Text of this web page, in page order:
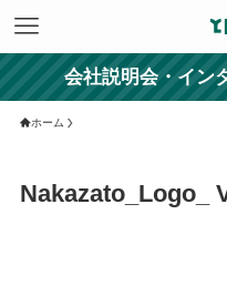
会社説明会・イン
ホーム
Nakazato_Logo_